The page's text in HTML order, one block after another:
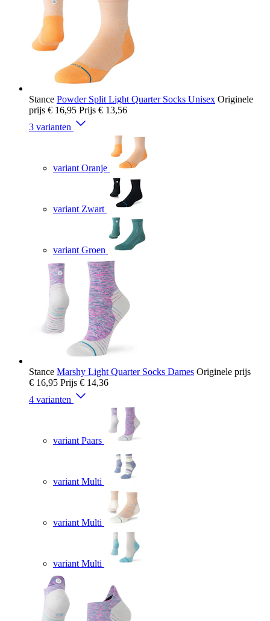
Stance Powder Split Light Quarter Socks Unisex Originele
prijs € 16,95 Prijs € 13,56
3 varianten
variant Oranje
variant Zwart
variant Groen
Stance Marshy Light Quarter Socks Dames Originele prijs
€ 16,95 Prijs € 14,36
4 varianten
variant Paars
variant Multi
variant Multi
variant Multi